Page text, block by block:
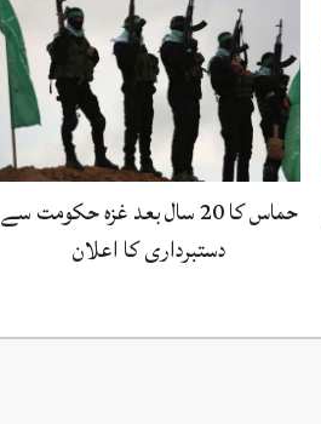
حماس کا 20 سال بعد غزہ حکومت سے
دستبرداری کا اعلان